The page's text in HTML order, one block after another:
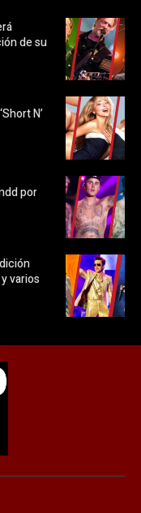
de su
N’
por
varios